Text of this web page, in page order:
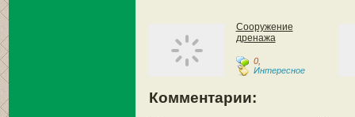
Сооружение
дренажа
0,
Интересное
Комментарии: